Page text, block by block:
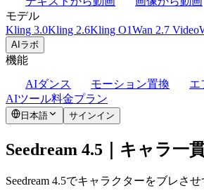
モデル
Kling 3.0Kling 2.6Kling O1Wan 2.7 Video
AIラボ
機能
AIダンス
モーション置換
エ
AIツール料金プラン
日本語 サインイン
Seedream 4.5｜キャラ
Seedream 4.5でキャラクターをブレさ